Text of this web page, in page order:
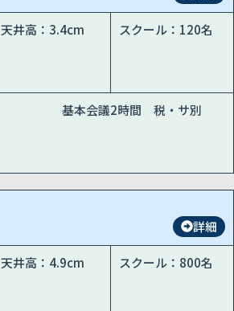
天井高：3.4cm スクール：120名
基本会議2時間 税・サ別
詳細
天井高：4.9cm スクール：800名